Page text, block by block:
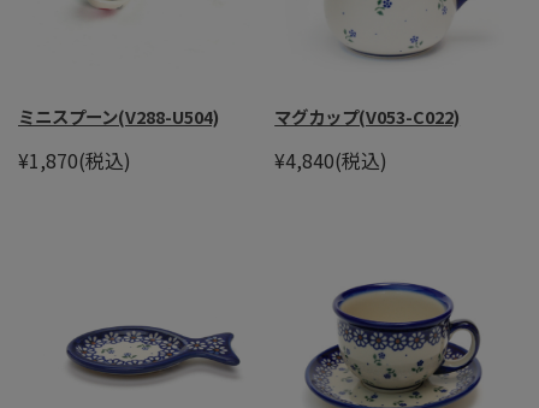
ミニスプーン(V288-U504)
¥1,870(税込)
マグカップ(V053-C022)
¥4,840(税込)